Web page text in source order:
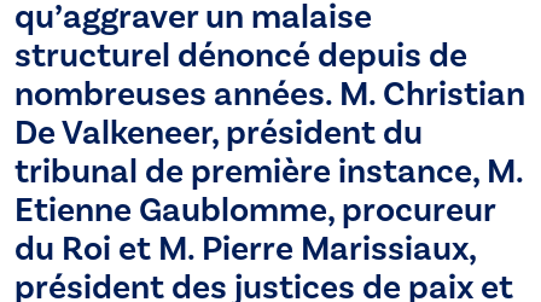
qu’aggraver un malaise
structurel dénoncé depuis de
nombreuses années. M. Christian
De Valkeneer, président du
tribunal de première instance, M.
Etienne Gaublomme, procureur
du Roi et M. Pierre Marissiaux,
président des justices de paix et